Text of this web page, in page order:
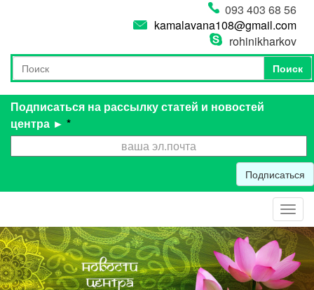
093 403 68 56
kamalavana108@gmail.com
rohinikharkov
Форма поиска
Поиск
Поиск
Подписаться на рассылку статей и новостей
центра ► *
Подписаться